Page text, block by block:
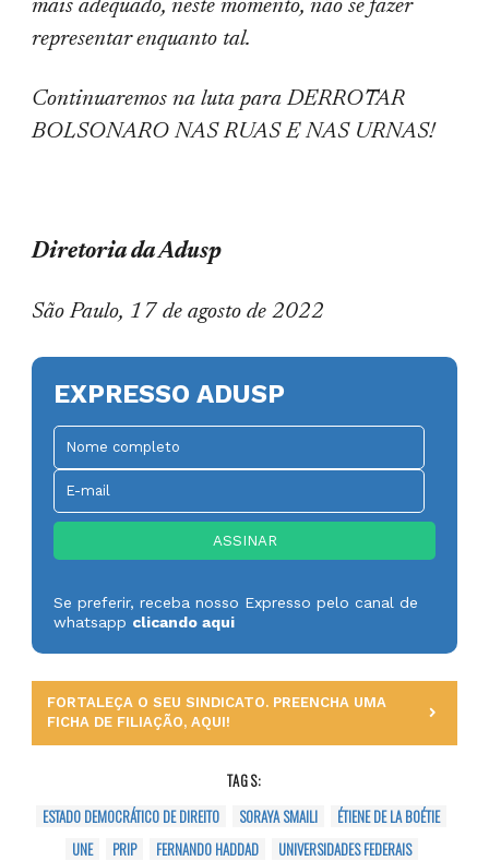
mais adequado, neste momento, não se fazer
representar enquanto tal.
Continuaremos na luta para DERROTAR
BOLSONARO NAS RUAS E NAS URNAS!
Diretoria da Adusp
São Paulo, 17 de agosto de 2022
EXPRESSO ADUSP
Se preferir, receba nosso Expresso pelo canal de
whatsapp clicando aqui
FORTALEÇA O SEU SINDICATO. PREENCHA UMA
FICHA DE FILIAÇÃO, AQUI!
TAGS:
ESTADO DEMOCRÁTICO DE DIREITO
SORAYA SMAILI
ÉTIENE DE LA BOÉTIE
UNE
PRIP FERNANDO HADDAD
UNIVERSIDADES FEDERAIS